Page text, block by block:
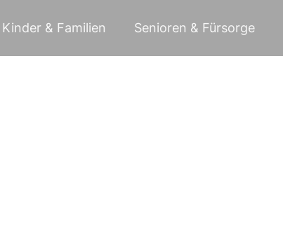
Kinder & Familien Senioren & Fürsorge